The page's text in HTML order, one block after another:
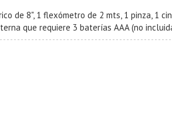
de 8", 1 flexómetro de 2 mts, 1 pinza, 1
que requiere 3 baterías AAA (no